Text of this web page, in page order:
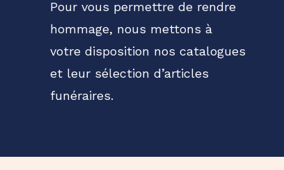
Pour vous permettre de rendre
hommage, nous mettons à
votre disposition nos catalogues
et leur sélection d’articles
funéraires.